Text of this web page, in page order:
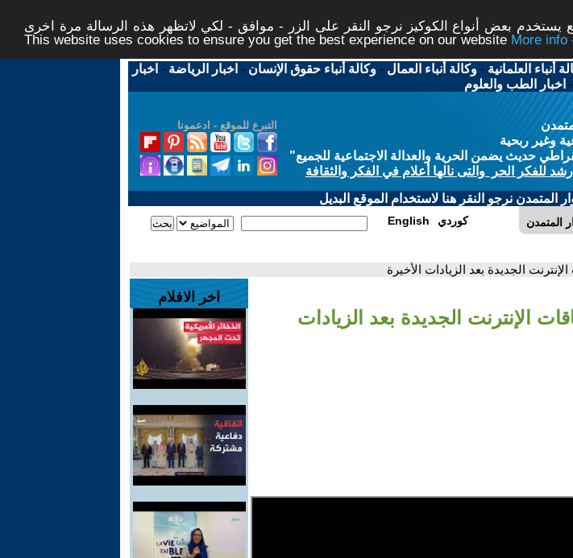
يستخدم بعض أنواع الكوكيز نرجو النقر على الزر - موافق - لكي لاتظهر هذه الرسالة مرة اخرى -
This website uses cookies to ensure you get the best experience on our website
أنباء العلمانية -وكالة أنباء العمال -وكالة أنباء حقوق الإنسان - اخبار الرياضة - اخبار
- اخبار الطب والعلوم
التبرع للموقع - ادعمونا
وغير ربحية
حديث يضمن الحرية والعدالة الاجتماعية للجميع"
للفكر الحر والتى نالها أعلام في الفكر والثقافة
المتمدن نرجو النقر هنا لاستخدام الموقع البديل
المتمدن English كوردي
الجديدة بعد الزيادات الأخيرة
الإنترنت الجديدة بعد الزيادات
اخر الافلام